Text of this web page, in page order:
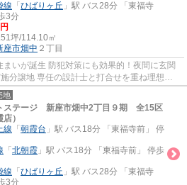
線 「 ひばりヶ丘 」駅 バス28分 「東福寺
3分
坪/114.10㎡
座市畑中 ２丁目
いが誕生 防犯対策にも効果的！夜間に玄関
分譲地 専任の設計士と打合せを重ね理想を
地の仕入れから...
地
ステージ 新座市畑中2丁目９期 全15区
）
線 「 朝霞台 」駅 バス18分 「東福寺前」 停
「 北朝霞 」駅 バス18分 「東福寺前」 停歩
線 「 ひばりヶ丘 」駅 バス28分 「東福寺
3分